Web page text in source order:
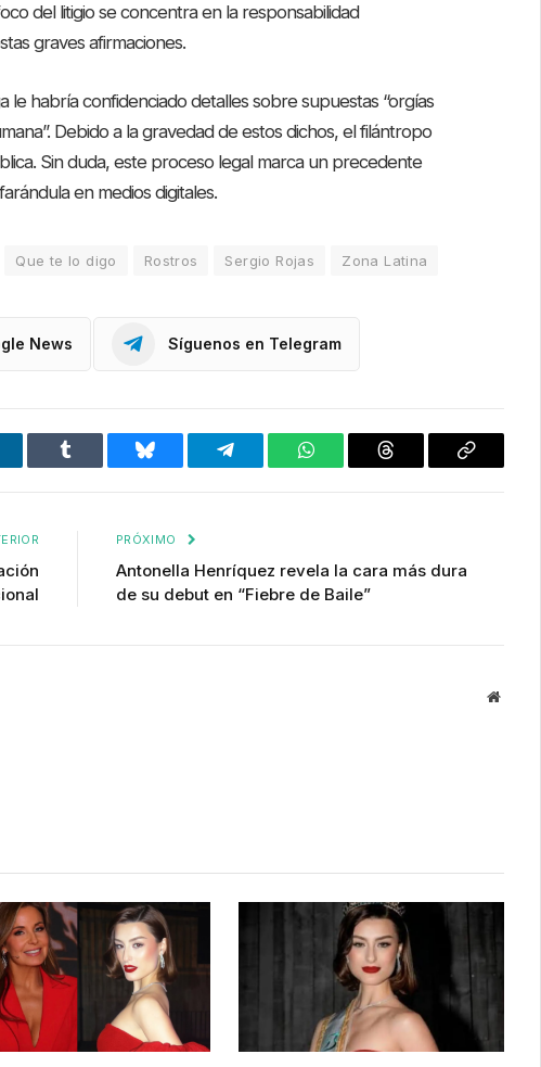
del litigio se concentra en la responsabilidad
graves afirmaciones.
le habría confidenciado detalles sobre supuestas “orgías
Debido a la gravedad de estos dichos, el filántropo
Sin duda, este proceso legal marca un precedente
en medios digitales.
Que te lo digo Rostros Sergio Rojas Zona Latina
News Síguenos en Telegram
Tumblr Bluesky Telegram WhatsAppThreads
Copiar
PRÓXIMO
Antonella Henríquez revela la cara más dura
de su debut en “Fiebre de Baile”
Website